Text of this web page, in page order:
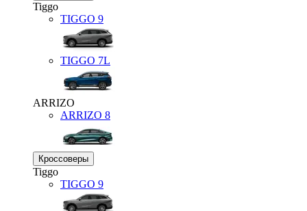
Tiggo
TIGGO 9
TIGGO 7L
ARRIZO
ARRIZO 8
Кроссоверы
Tiggo
TIGGO 9